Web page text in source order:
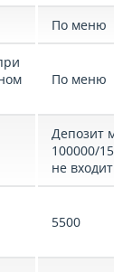
По меню
По меню
Депозит
100000/
не входит
5500